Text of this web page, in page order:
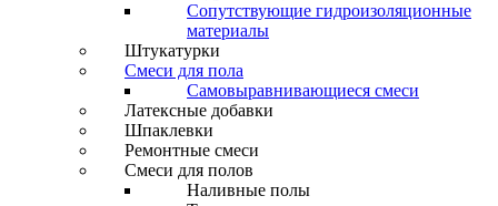
Сопутствующие гидроизоляционные
материалы
Штукатурки
Смеси для пола
Самовыравнивающиеся смеси
Латексные добавки
Шпаклевки
Ремонтные смеси
Смеси для полов
Наливные полы